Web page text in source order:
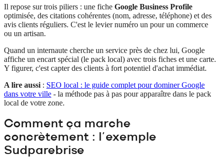
Il repose sur trois piliers : une fiche Google Business Profile
optimisée, des citations cohérentes (nom, adresse, téléphone) et des
avis clients réguliers. C'est le levier numéro un pour un commerce
ou un artisan.
Quand un internaute cherche un service près de chez lui, Google
affiche un encart spécial (le pack local) avec trois fiches et une carte.
Y figurer, c'est capter des clients à fort potentiel d'achat immédiat.
A lire aussi : SEO local : le guide complet pour dominer Google
dans votre ville - la méthode pas à pas pour apparaître dans le pack
local de votre zone.
Comment ça marche
concrètement : l'exemple
Sudparebrise